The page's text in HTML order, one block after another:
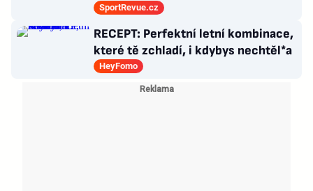
dokázal tyhle triky?
SportRevue.cz
RECEPT: Perfektní letní kombinace,
které tě zchladí, i kdybys nechtěl*a
HeyFomo